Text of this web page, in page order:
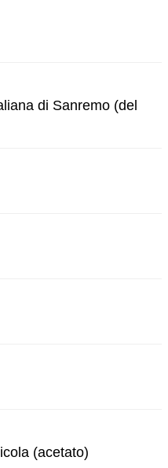
di Sanremo (del
(acetato)